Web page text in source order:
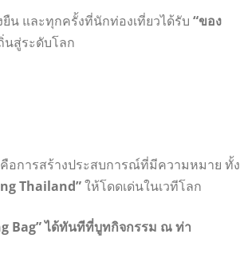
น และทุกครั้งที่นักท่องเที่ยวได้รับ “ของ
สู่ระดับโลก
อการสร้างประสบการณ์ที่มีความหมาย ทั้ง
Thailand”ให้โดดเด่นในเวทีโลก
Bag” ได้ทันทีที่บูทกิจกรรม ณ ท่า